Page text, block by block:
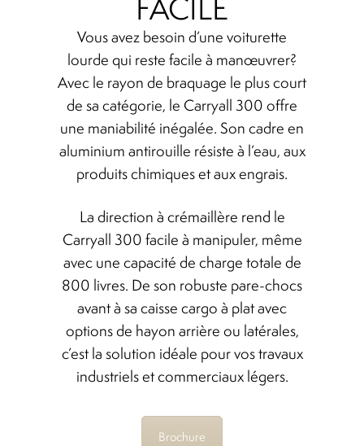
Spark plugs
Bodywork
Charger
Chassis
Keys and ignition
Driving
Vous avez besoin d’une voiturette
lourde qui reste facile à manœuvrer?
Avec le rayon de braquage le plus court
de sa catégorie, le Carryall 300 offre
une maniabilité inégalée. Son cadre en
aluminium antirouille résiste à l’eau, aux
produits chimiques et aux engrais.
La direction à crémaillère rend le
Carryall 300 facile à manipuler, même
avec une capacité de charge totale de
800 livres. De son robuste pare-chocs
avant à sa caisse cargo à plat avec
options de hayon arrière ou latérales,
c’est la solution idéale pour vos travaux
industriels et commerciaux légers.
Brochure